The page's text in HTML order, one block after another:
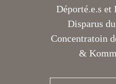
Déporté.e.s et
Disparus
Concentratoin
&